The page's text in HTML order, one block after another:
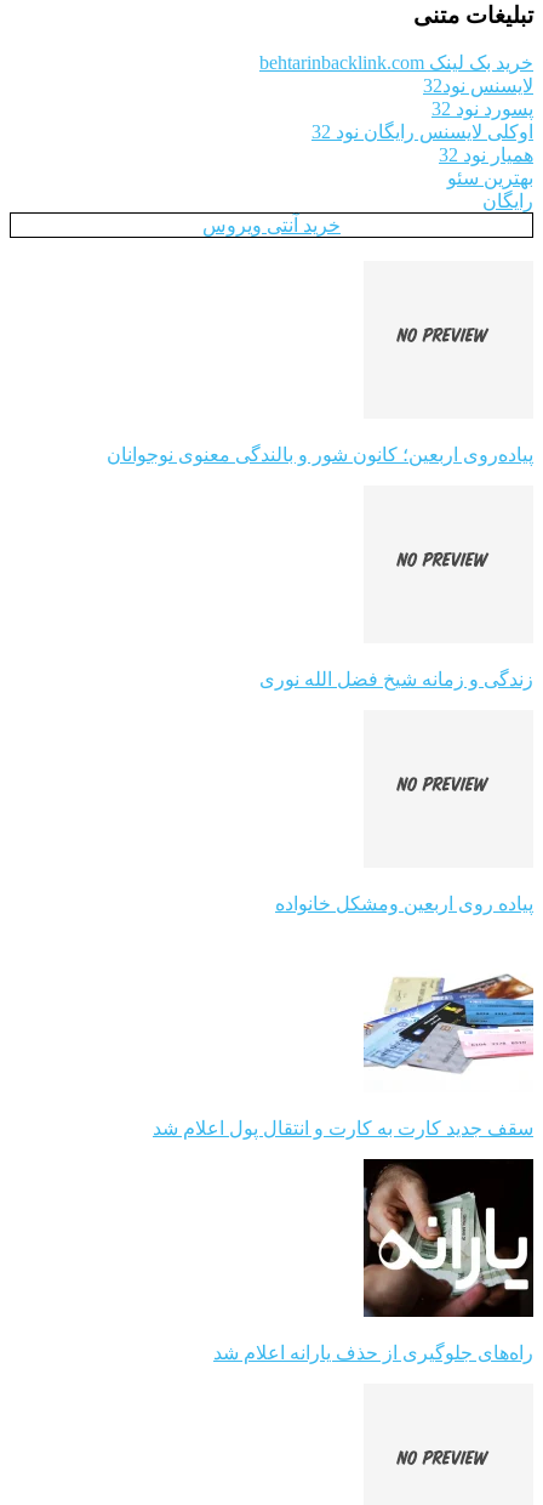
تبلیغات متنی
خرید بک لینک behtarinbacklink.com
لایسنس نود32
پسورد نود 32
اوکلی لایسنس رایگان نود 32
همیار نود 32
بهترین سئو
رایگان
خرید آنتی ویروس
پیاده‌روی اربعین؛ کانون شور و بالندگی معنوی نوجوانان
زندگی و زمانه شیخ فضل الله نوری
پیاده روی اربعین ومشکل خانواده
سقف جدید کارت به کارت و انتقال پول اعلام شد
راه‌های جلوگیری از حذف یارانه اعلام شد